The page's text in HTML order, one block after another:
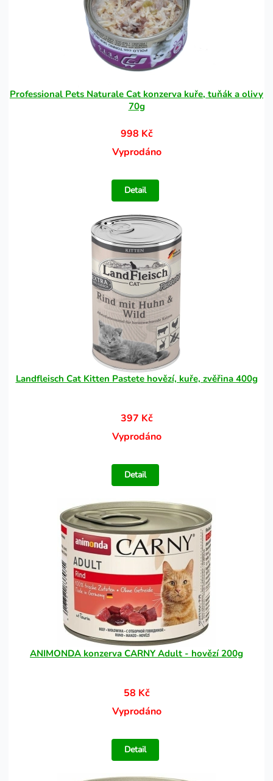
Professional Pets Naturale Cat konzerva kuře, tuňák a olivy
70g
998 Kč
Vyprodáno
Detail
Landfleisch Cat Kitten Pastete hovězí, kuře, zvěřina 400g
397 Kč
Vyprodáno
Detail
ANIMONDA konzerva CARNY Adult - hovězí 200g
58 Kč
Vyprodáno
Detail